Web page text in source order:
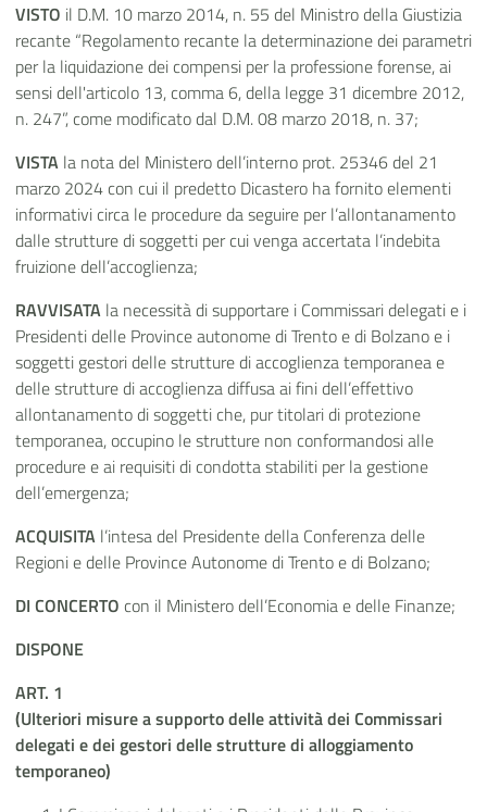
VISTO il D.M. 10 marzo 2014, n. 55 del Ministro della Giustizia
recante “Regolamento recante la determinazione dei parametri
per la liquidazione dei compensi per la professione forense, ai
sensi dell'articolo 13, comma 6, della legge 31 dicembre 2012,
n. 247”, come modificato dal D.M. 08 marzo 2018, n. 37;
VISTA la nota del Ministero dell’interno prot. 25346 del 21
marzo 2024 con cui il predetto Dicastero ha fornito elementi
informativi circa le procedure da seguire per l’allontanamento
dalle strutture di soggetti per cui venga accertata l’indebita
fruizione dell’accoglienza;
RAVVISATA la necessità di supportare i Commissari delegati e i
Presidenti delle Province autonome di Trento e di Bolzano e i
soggetti gestori delle strutture di accoglienza temporanea e
delle strutture di accoglienza diffusa ai fini dell’effettivo
allontanamento di soggetti che, pur titolari di protezione
temporanea, occupino le strutture non conformandosi alle
procedure e ai requisiti di condotta stabiliti per la gestione
dell’emergenza;
ACQUISITA l’intesa del Presidente della Conferenza delle
Regioni e delle Province Autonome di Trento e di Bolzano;
DI CONCERTO con il Ministero dell’Economia e delle Finanze;
DISPONE
ART. 1
(Ulteriori misure a supporto delle attività dei Commissari
delegati e dei gestori delle strutture di alloggiamento
temporaneo)